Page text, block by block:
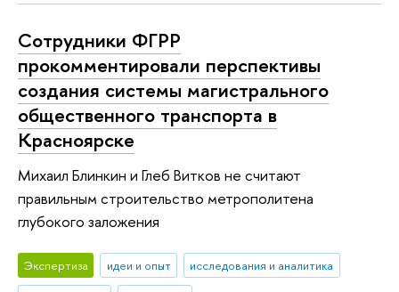
Сотрудники ФГРР
прокомментировали перспективы
создания системы магистрального
общественного транспорта в
Красноярске
Михаил Блинкин и Глеб Витков не считают
правильным строительство метрополитена
глубокого заложения
Экспертиза идеи и опыт
исследования и аналитика